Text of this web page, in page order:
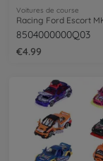
Voitures de course
8504000000Q03
€4.99